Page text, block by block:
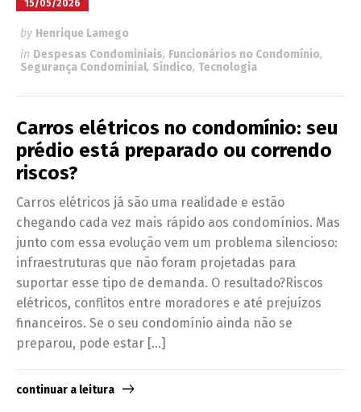
15/05/2026
by Henrique Lamego
in Despesas Condominiais, Funcionários no Condomínio,
Segurança Condominial, Síndico, Tecnologia
Carros elétricos no condomínio: seu
prédio está preparado ou correndo
riscos?
Carros elétricos já são uma realidade e estão
chegando cada vez mais rápido aos condomínios. Mas
junto com essa evolução vem um problema silencioso:
infraestruturas que não foram projetadas para
suportar esse tipo de demanda. O resultado?Riscos
elétricos, conflitos entre moradores e até prejuízos
financeiros. Se o seu condomínio ainda não se
preparou, pode estar […]
continuar a leitura